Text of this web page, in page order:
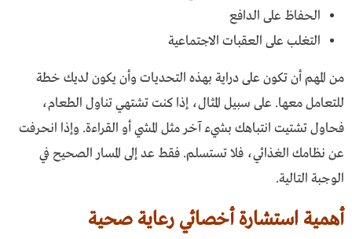
الحفاظ على الدافع
التغلب على العقبات الاجتماعية
من المهم أن تكون على دراية بهذه التحديات وأن يكون لديك خطة
للتعامل معها. على سبيل المثال، إذا كنت تشتهي تناول الطعام،
فحاول تشتيت انتباهك بشيء آخر مثل المشي أو القراءة. وإذا انحرفت
عن نظامك الغذائي، فلا تستسلم. فقط عد إلى المسار الصحيح في
الوجبة التالية.
أهمية استشارة أخصائي رعاية صحية